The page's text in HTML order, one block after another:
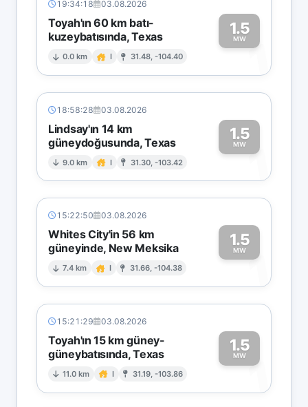
19:34:18 03.08.2026
Toyah'ın 60 km batı-
kuzeybatısında, Texas
0.0 km I 31.48, -104.40
1.5
MW1
18:58:28 03.08.2026
Lindsay'ın 14 km
güneydoğusunda, Texas
9.0 km I 31.30, -103.42
1.5
MW1
15:22:50 03.08.2026
Whites City'in 56 km
güneyinde, New Meksika
7.4 km I 31.66, -104.38
1.5
MW1
15:21:29 03.08.2026
Toyah'ın 15 km güney-
güneybatısında, Texas
11.0 km I 31.19, -103.86
1.5
MW1